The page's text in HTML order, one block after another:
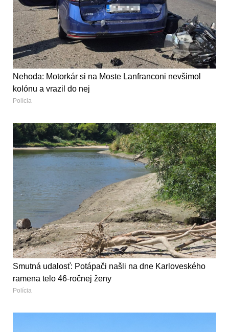
Nehoda: Motorkár si na Moste Lanfranconi nevšimol
kolónu a vrazil do nej
Polícia
Smutná udalosť: Potápači našli na dne Karloveského
ramena telo 46-ročnej ženy
Polícia